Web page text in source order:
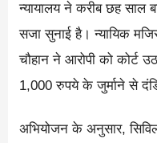
न्यायालय ने करीब छह साल
सजा सुनाई है। न्यायिक
चौहान ने आरोपी को कोर्ट
1,000 रुपये के जुर्माने से
अभियोजन के अनुसार,